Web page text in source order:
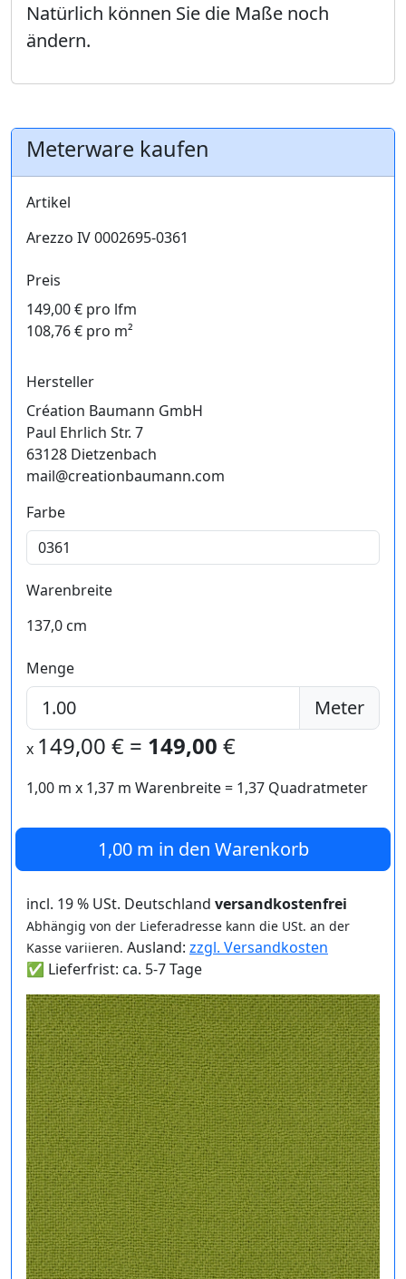
Natürlich können Sie die Maße noch
ändern.
Meterware kaufen
Artikel
Arezzo IV 0002695-0361
Preis
149,00 € pro lfm
108,76 € pro m²
Hersteller
Création Baumann GmbH
Paul Ehrlich Str. 7
63128 Dietzenbach
mail@creationbaumann.com
Farbe
Warenbreite
137,0 cm
Menge
Meter
x 149,00 € = 149,00 €
1,00 m x 1,37 m Warenbreite = 1,37 Quadratmeter
1,00 m in den Warenkorb
incl. 19 % USt. Deutschland versandkostenfrei
Abhängig von der Lieferadresse kann die USt. an der
Kasse variieren. Ausland: zzgl. Versandkosten
✅ Lieferfrist: ca. 5-7 Tage